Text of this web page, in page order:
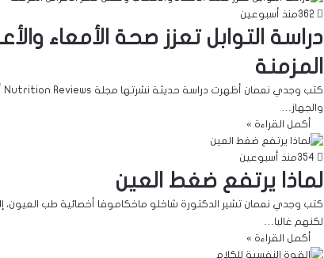
منذ أسبوعين
دراسة التوابل تعزز صحة الأمعاء
المزمنة
والجهاز…
أكمل القراءة »
منذ أسبوعين
لماذا يرتفع ضغط العين
كتب وجدي نعمان تشير الدكتورة شاخلو ماخكاموفا أخصائية طب
لكنهم غالبا…
أكمل القراءة »